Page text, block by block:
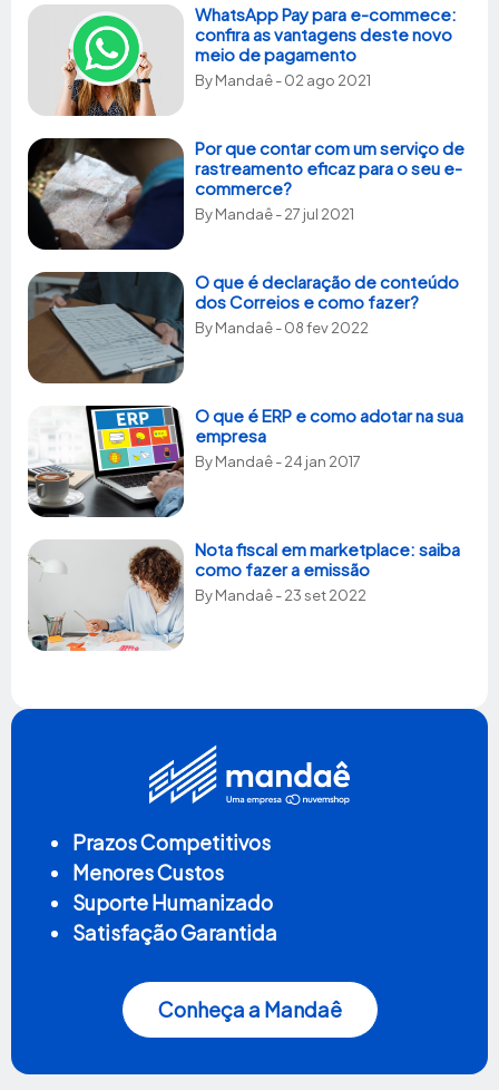
WhatsApp Pay para e-commece:
confira as vantagens deste novo
meio de pagamento
ByMandaê- 02 ago 2021
Por que contar com um serviço de
rastreamento eficaz para o seu e-
commerce?
ByMandaê- 27 jul 2021
O que é declaração de conteúdo
dos Correios e como fazer?
ByMandaê- 08 fev 2022
O que é ERP e como adotar na sua
empresa
ByMandaê- 24 jan 2017
Nota fiscal em marketplace: saiba
como fazer a emissão
ByMandaê- 23 set 2022
Prazos Competitivos
Menores Custos
Suporte Humanizado
Satisfação Garantida
Conheça a Mandaê